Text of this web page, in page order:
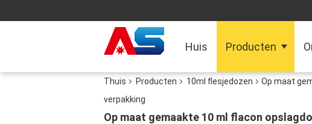
Huis Producten
Thuis Producten 10ml flesjedozen
Op maat
verpakking
Op maat gemaakte 10 ml flacon